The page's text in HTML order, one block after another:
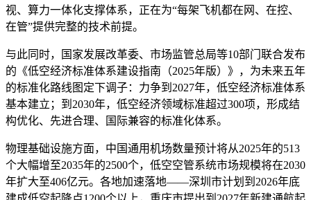
视、算力一体化支撑体系，正在为“每架飞机都在网、在控、
在管”提供完整的技术前提。
与此同时，国家发展改革委、市场监管总局等10部门联合发布
的《低空经济标准体系建设指南（2025年版）》，为未来五年
的标准化路线图定下调子：力争到2027年，低空经济标准体系
基本建立；到2030年，低空经济领域标准超过300项，形成结
构优化、先进合理、国际兼容的标准化体系。
物理基础设施方面，中国通用机场数量预计将从2025年的513
个大幅增至2035年的2500个，低空空管系统市场规模将在2030
年扩大至406亿元。各地加速落地——深圳市计划到2026年底